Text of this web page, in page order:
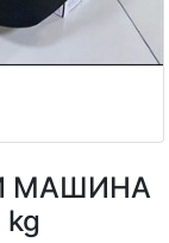
МАШИНА